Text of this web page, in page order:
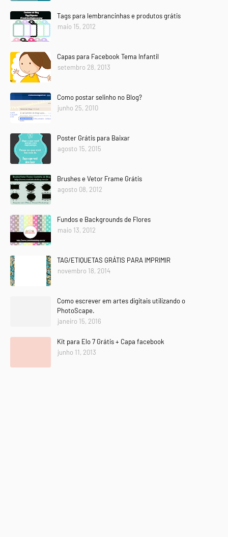
Tags para lembrancinhas e produtos grátis
maio 15, 2012
Capas para Facebook Tema Infantil
setembro 28, 2013
Como postar selinho no Blog?
junho 25, 2010
Poster Grátis para Baixar
agosto 15, 2015
Brushes e Vetor Frame Grátis
agosto 08, 2012
Fundos e Backgrounds de Flores
maio 13, 2012
TAG/ETIQUETAS GRÁTIS PARA IMPRIMIR
novembro 18, 2014
Como escrever em artes digitais utilizando o
PhotoScape.
janeiro 15, 2016
Kit para Elo 7 Grátis + Capa facebook
junho 11, 2013